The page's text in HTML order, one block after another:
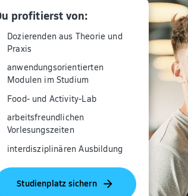
profitierst von:
Dozierenden aus Theorie und
Praxis
anwendungsorientierten
Modulen im Studium
Food- und Activity-Lab
arbeitsfreundlichen
Vorlesungszeiten
interdisziplinären Ausbildung
Studienplatz sichern